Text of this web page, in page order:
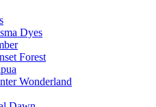
Dyes
Forest
Wonderland